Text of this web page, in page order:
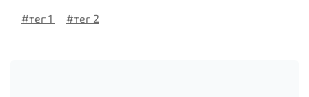
#тег 1 #тег 2